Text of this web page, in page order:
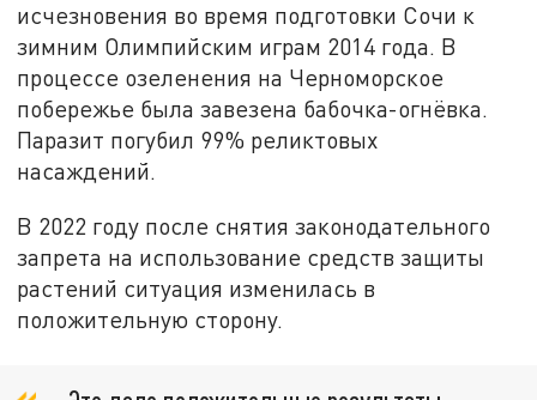
исчезновения во время подготовки Сочи к
зимним Олимпийским играм 2014 года. В
процессе озеленения на Черноморское
побережье была завезена бабочка-огнёвка.
Паразит погубил 99% реликтовых
насаждений.
В 2022 году после снятия законодательного
запрета на использование средств защиты
растений ситуация изменилась в
положительную сторону.